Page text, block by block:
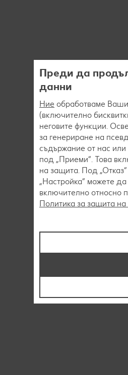
Преди да
данни
Ние обработваме
(включително
неговите функции.
за генериране на
съдържание от нас или
под „Приеми“. Това
на защита. Под
„Настройка“ можете
включително относно
Политика за защита